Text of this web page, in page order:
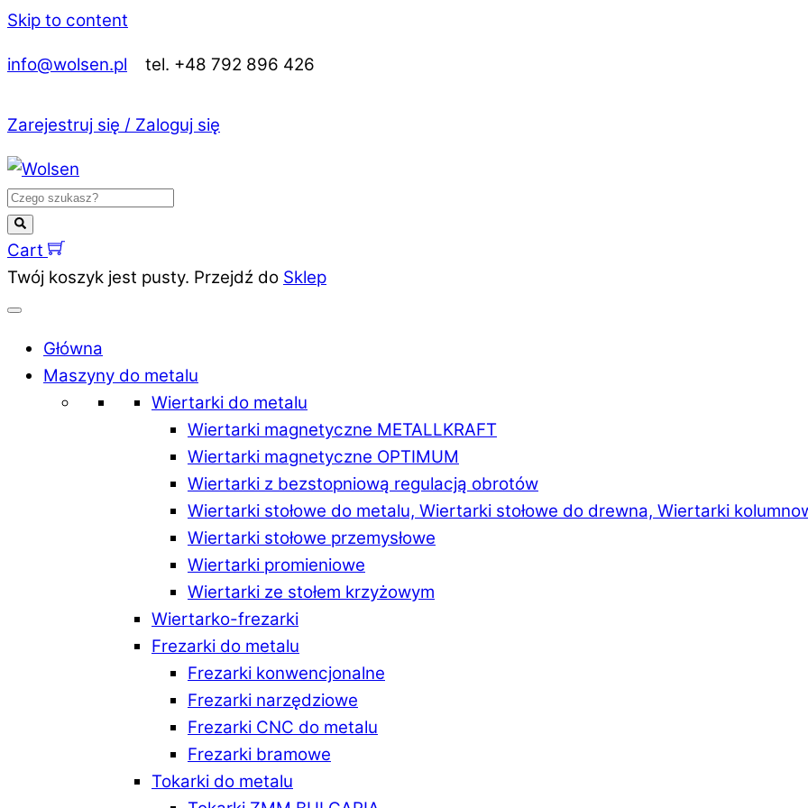
Skip to content
info@wolsen.pl tel. +48 792 896 426
Zarejestruj się / Zaloguj się
Cart
Twój koszyk jest pusty. Przejdź do Sklep
Główna
Maszyny do metalu
Wiertarki do metalu
Wiertarki magnetyczne METALLKRAFT
Wiertarki magnetyczne OPTIMUM
Wiertarki z bezstopniową regulacją obrotów
Wiertarki stołowe do metalu, Wiertarki stołowe do drewna, Wiertarki
Wiertarki stołowe przemysłowe
Wiertarki promieniowe
Wiertarki ze stołem krzyżowym
Wiertarko-frezarki
Frezarki do metalu
Frezarki konwencjonalne
Frezarki narzędziowe
Frezarki CNC do metalu
Frezarki bramowe
Tokarki do metalu